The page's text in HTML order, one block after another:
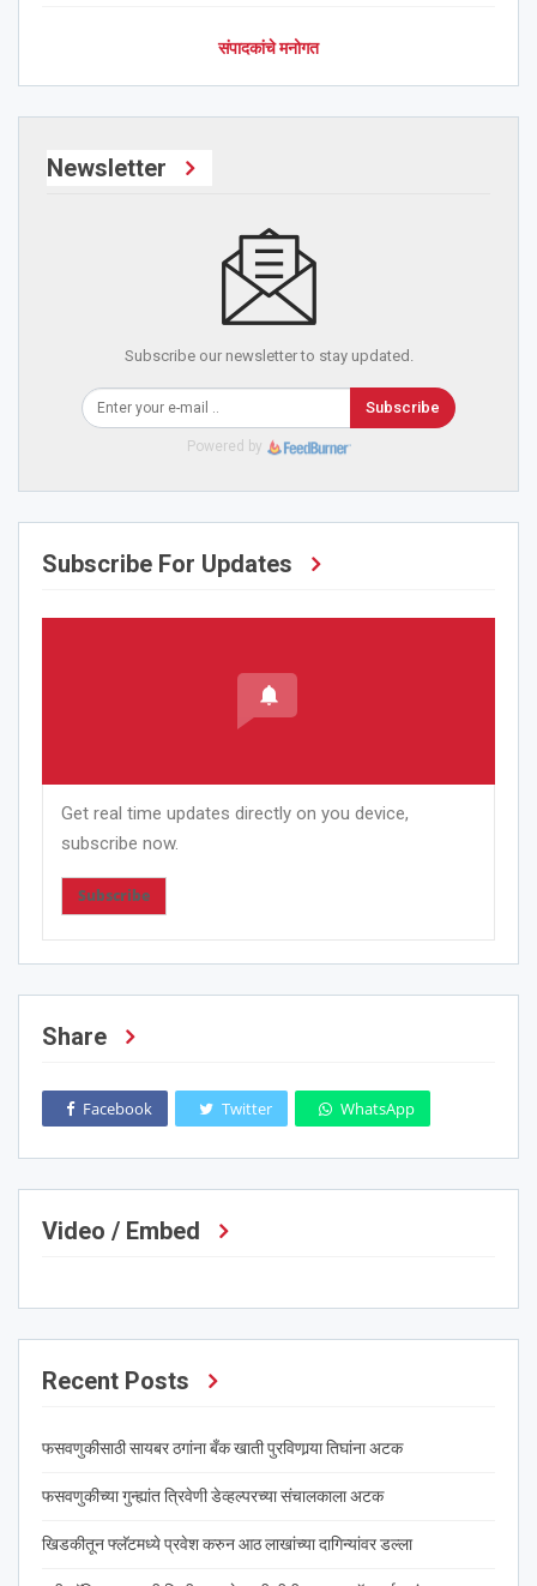
संपादकांचे मनोगत
Newsletter
Subscribe our newsletter to stay updated.
Subscribe
Powered by
Subscribe For Updates
Get real time updates directly on you device,
subscribe now.
Subscribe
Share
Facebook Twitter WhatsApp
Video / Embed
Recent Posts
फसवणुकीसाठी सायबर ठगांना बँक खाती पुरविणार्‍या तिघांना अटक
फसवणुकीच्या गुन्ह्यांत त्रिवेणी डेव्हल्परच्या संचालकाला अटक
खिडकीतून फ्लॅटमध्ये प्रवेश करुन आठ लाखांच्या दागिन्यांवर डल्ला